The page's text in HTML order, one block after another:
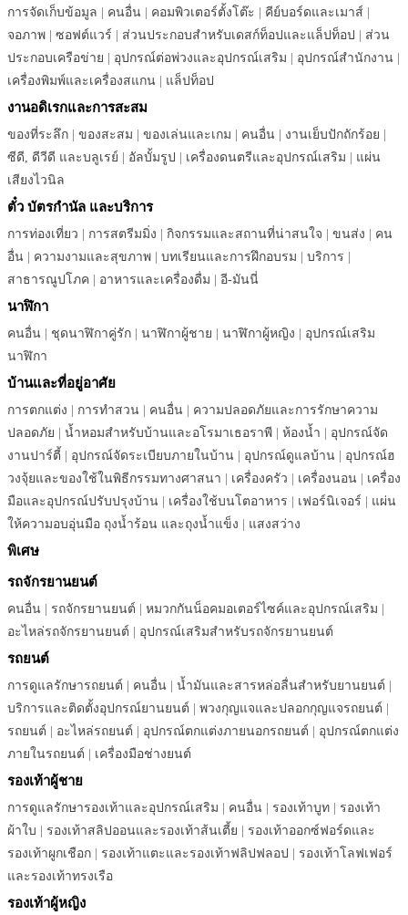
การจัดเก็บข้อมูล | คนอื่น | คอมพิวเตอร์ตั้งโต๊ะ | คีย์บอร์ดและเมาส์ |
จอภาพ | ซอฟต์แวร์ | ส่วนประกอบสำหรับเดสก์ท็อปและแล็ปท็อป | ส่วน
ประกอบเครือข่าย | อุปกรณ์ต่อพ่วงและอุปกรณ์เสริม | อุปกรณ์สำนักงาน |
เครื่องพิมพ์และเครื่องสแกน | แล็ปท็อป
งานอดิเรกและการสะสม
ของที่ระลึก | ของสะสม | ของเล่นและเกม | คนอื่น | งานเย็บปักถักร้อย |
ซีดี, ดีวีดี และบลูเรย์ | อัลบั้มรูป | เครื่องดนตรีและอุปกรณ์เสริม | แผ่น
เสียงไวนิล
ตั๋ว บัตรกำนัล และบริการ
การท่องเที่ยว | การสตรีมมิ่ง | กิจกรรมและสถานที่น่าสนใจ | ขนส่ง | คน
อื่น | ความงามและสุขภาพ | บทเรียนและการฝึกอบรม | บริการ |
สาธารณูปโภค | อาหารและเครื่องดื่ม | อี-มันนี่
นาฬิกา
คนอื่น | ชุดนาฬิกาคู่รัก | นาฬิกาผู้ชาย | นาฬิกาผู้หญิง | อุปกรณ์เสริม
นาฬิกา
บ้านและที่อยู่อาศัย
การตกแต่ง | การทำสวน | คนอื่น | ความปลอดภัยและการรักษาความ
ปลอดภัย | น้ำหอมสำหรับบ้านและอโรมาเธอราพี | ห้องน้ำ | อุปกรณ์จัด
งานปาร์ตี้ | อุปกรณ์จัดระเบียบภายในบ้าน | อุปกรณ์ดูแลบ้าน | อุปกรณ์ฮ
วงจุ้ยและของใช้ในพิธีกรรมทางศาสนา | เครื่องครัว | เครื่องนอน | เครื่อง
มือและอุปกรณ์ปรับปรุงบ้าน | เครื่องใช้บนโตอาหาร | เฟอร์นิเจอร์ | แผ่น
ให้ความอบอุ่นมือ ถุงน้ำร้อน และถุงน้ำแข็ง | แสงสว่าง
พิเศษ
รถจักรยานยนต์
คนอื่น | รถจักรยานยนต์ | หมวกกันน็อคมอเตอร์ไซค์และอุปกรณ์เสริม |
อะไหล่รถจักรยานยนต์ | อุปกรณ์เสริมสำหรับรถจักรยานยนต์
รถยนต์
การดูแลรักษารถยนต์ | คนอื่น | น้ำมันและสารหล่อลื่นสำหรับยานยนต์ |
บริการและติดตั้งอุปกรณ์ยานยนต์ | พวงกุญแจและปลอกกุญแจรถยนต์ |
รถยนต์ | อะไหล่รถยนต์ | อุปกรณ์ตกแต่งภายนอกรถยนต์ | อุปกรณ์ตกแต่ง
ภายในรถยนต์ | เครื่องมือช่างยนต์
รองเท้าผู้ชาย
การดูแลรักษารองเท้าและอุปกรณ์เสริม | คนอื่น | รองเท้าบูท | รองเท้า
ผ้าใบ | รองเท้าสลิปออนและรองเท้าส้นเตี้ย | รองเท้าออกซ์ฟอร์ดและ
รองเท้าผูกเชือก | รองเท้าแตะและรองเท้าฟลิปฟลอป | รองเท้าโลฟเฟอร์
และรองเท้าทรงเรือ
รองเท้าผู้หญิง